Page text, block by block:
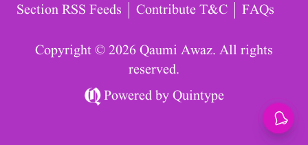
Section RSS Feeds
Contribute T&C FAQs
Copyright © 2026 Qaumi Awaz. All rights
reserved.
Powered byQuintype